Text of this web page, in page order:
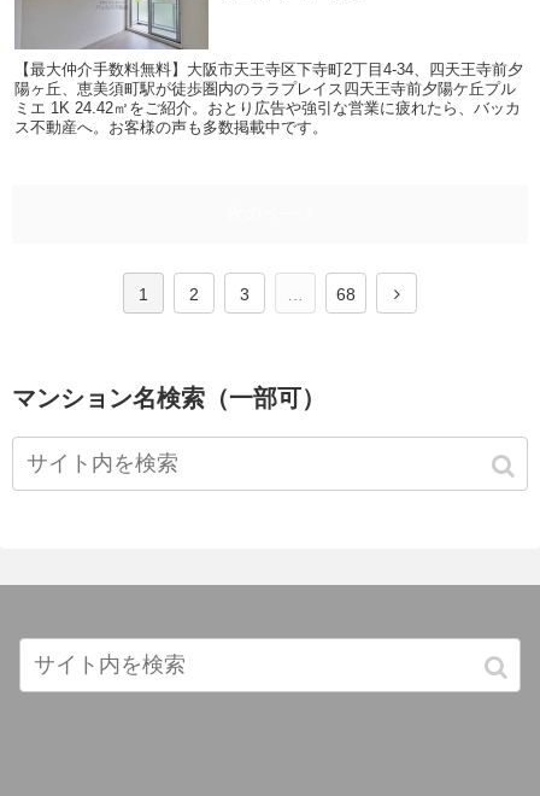
【最大仲介手数料無料】大阪市天王寺区下寺町2丁目4-34、四天王寺前夕
陽ヶ丘、恵美須町駅が徒歩圏内のララプレイス四天王寺前夕陽ケ丘プル
ミエ 1K 24.42㎡をご紹介。おとり広告や強引な営業に疲れたら、バッカ
ス不動産へ。お客様の声も多数掲載中です。
1 2 3 68
マンション名検索（一部可）